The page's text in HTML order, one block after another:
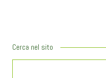
Cerca nel sito